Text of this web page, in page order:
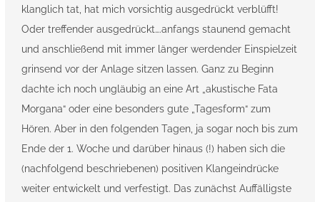
klanglich tat, hat mich vorsichtig ausgedrückt verblüfft!
Oder treffender ausgedrückt….anfangs staunend gemacht
und anschließend mit immer länger werdender Einspielzeit
grinsend vor der Anlage sitzen lassen. Ganz zu Beginn
dachte ich noch ungläubig an eine Art „akustische Fata
Morgana“ oder eine besonders gute „Tagesform“ zum
Hören. Aber in den folgenden Tagen, ja sogar noch bis zum
Ende der 1. Woche und darüber hinaus (!) haben sich die
(nachfolgend beschriebenen) positiven Klangeindrücke
weiter entwickelt und verfestigt. Das zunächst Auffälligste